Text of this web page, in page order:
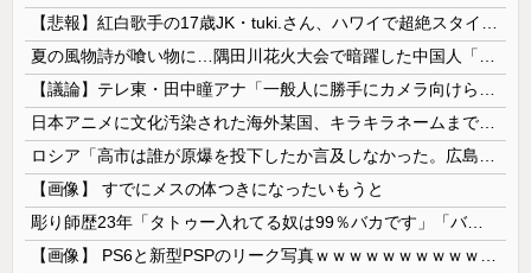
【画像】 すでにメスの体つきになったいもうと
彫り師歴23年「タトゥー入れてる奴は99％バカです」「バカは5000円が好き」無断キャンセル、挨拶できない、金がない…客層をぶっちゃけ